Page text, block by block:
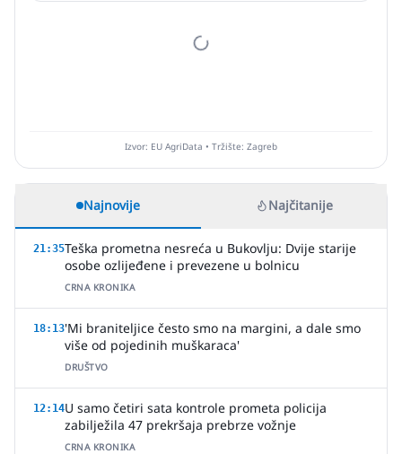
Izvor: EU AgriData • Tržište: Zagreb
Najnovije Najčitanije
21:35Teška prometna nesreća u Bukovlju: Dvije starije
osobe ozlijeđene i prevezene u bolnicu
CRNA KRONIKA
18:13'Mi braniteljice često smo na margini, a dale smo
više od pojedinih muškaraca'
DRUŠTVO
12:14U samo četiri sata kontrole prometa policija
zabilježila 47 prekršaja prebrze vožnje
CRNA KRONIKA